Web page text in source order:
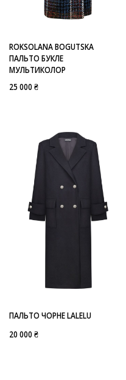
СІРИЙ В КЛІТИНКУ
ERMANNO SCERVINO
ROCHAS
ROKSOLANA BOGUTSKA
SIMONETTA RAVIZZA
FLEUR DE PARIS
ROKSOLANA BOGUTSKA
ПАЛЬТО БУКЛЕ
МУЛЬТИКОЛОР
25 000 ₴
ПАЛЬТО ЧОРНЕ LALELU
20 000 ₴